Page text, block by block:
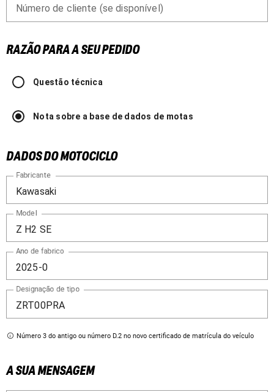
Número de cliente (se disponível)
RAZÃO PARA A SEU PEDIDO
Questão técnica
Nota sobre a base de dados de motas
DADOS DO MOTOCICLO
Fabricante
Model
Ano de fabrico
Designação de tipo
Número 3 do antigo ou número D.2 no novo certificado de matrícula do veículo
A SUA MENSAGEM